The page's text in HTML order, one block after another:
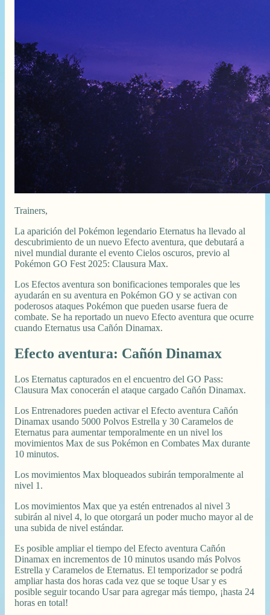
Trainers,
La aparición del Pokémon legendario Eternatus ha llevado al
descubrimiento de un nuevo Efecto aventura, que debutará a
nivel mundial durante el evento Cielos oscuros, previo al
Pokémon GO Fest 2025: Clausura Max.
Los Efectos aventura son bonificaciones temporales que les
ayudarán en su aventura en Pokémon GO y se activan con
poderosos ataques Pokémon que pueden usarse fuera de
combate. Se ha reportado un nuevo Efecto aventura que ocurre
cuando Eternatus usa Cañón Dinamax.
Efecto aventura: Cañón Dinamax
Los Eternatus capturados en el encuentro del GO Pass:
Clausura Max conocerán el ataque cargado Cañón Dinamax.
Los Entrenadores pueden activar el Efecto aventura Cañón
Dinamax usando 5000 Polvos Estrella y 30 Caramelos de
Eternatus para aumentar temporalmente en un nivel los
movimientos Max de sus Pokémon en Combates Max durante
10 minutos.
Los movimientos Max bloqueados subirán temporalmente al
nivel 1.
Los movimientos Max que ya estén entrenados al nivel 3
subirán al nivel 4, lo que otorgará un poder mucho mayor al de
una subida de nivel estándar.
Es posible ampliar el tiempo del Efecto aventura Cañón
Dinamax en incrementos de 10 minutos usando más Polvos
Estrella y Caramelos de Eternatus. El temporizador se podrá
ampliar hasta dos horas cada vez que se toque Usar y es
posible seguir tocando Usar para agregar más tiempo, ¡hasta 24
horas en total!